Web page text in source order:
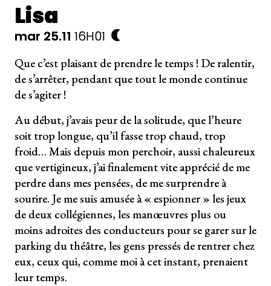
Lisa
mar 25.11 16H01
Que c’est plaisant de prendre le temps ! De ralentir,
de s’arrêter, pendant que tout le monde continue
de s’agiter !
Au début, j’avais peur de la solitude, que l’heure
soit trop longue, qu’il fasse trop chaud, trop
froid… Mais depuis mon perchoir, aussi chaleureux
que vertigineux, j’ai finalement vite apprécié de me
perdre dans mes pensées, de me surprendre à
sourire. Je me suis amusée à « espionner » les jeux
de deux collégiennes, les manœuvres plus ou
moins adroites des conducteurs pour se garer sur le
parking du théâtre, les gens pressés de rentrer chez
eux, ceux qui, comme moi à cet instant, prenaient
leur temps.